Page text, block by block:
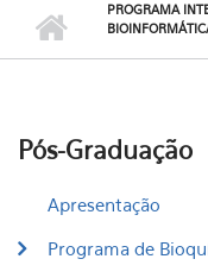
PROGRAMA
Pós-Graduação
Apresentação
Programa de